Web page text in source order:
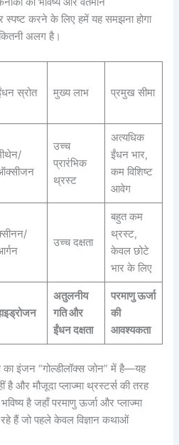
स्पष्ट करने के लिए हमें यह समझना होगा
अलग है।
स्रोत मुख्य लाभ प्रमुख सीमा
उच्च
प्रारंभिक
थ्रस्ट
अत्यधिक
ईंधन भार,
कम विशिष्ट
आवेग
उच्च दक्षता
बहुत कम
थ्रस्ट,
केवल छोटे
भार के लिए
अतुलनीय
गति और
ईंधन दक्षता
परमाणु ऊर्जा
की
आवश्यकता
का इंजन “गोल्डीलॉक्स जोन” में है—यह
है और मौजूदा प्लाज्मा थ्रस्टर्स की तरह
है जहाँ परमाणु ऊर्जा और प्लाज्मा
हैं जो पहले केवल विज्ञान कथाओं